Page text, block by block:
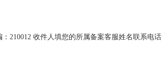
：210012收件人填您的所属备案客服姓名联系电话